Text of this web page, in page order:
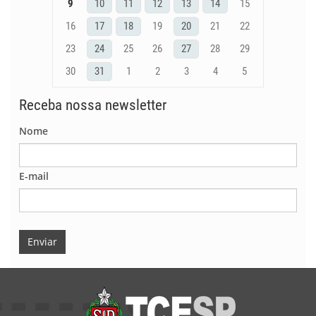
9
10 11 12 13 14
15
16
17 18 19 20 21
22
23
24 25 26 27 28
29
30
31 1 2 3 4 5
Receba nossa newsletter
Nome
E-mail
Enviar